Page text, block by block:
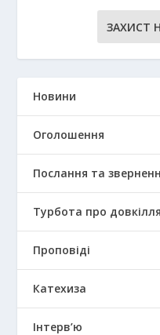
ЗАХИСТ
Новини
Оголошення
Послання та
Турбота про довкілля
Проповіді
Катехиза
Інтерв’ю